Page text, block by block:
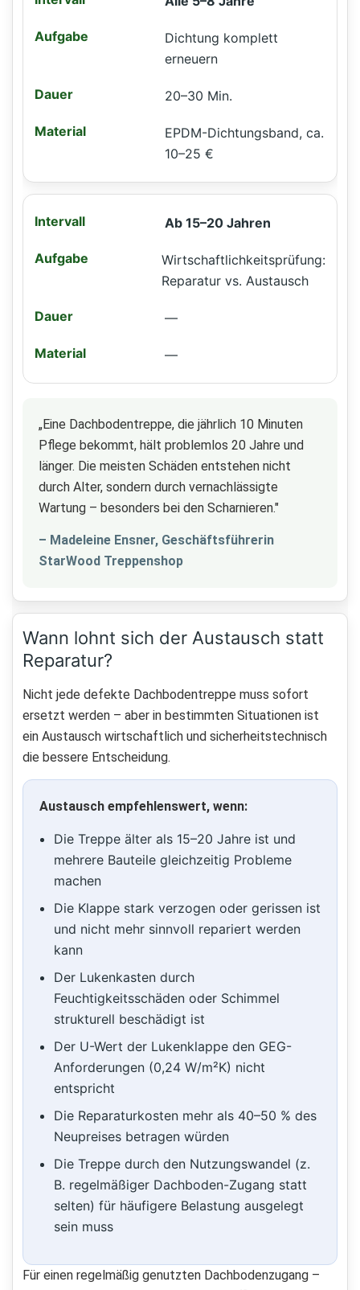
Dichtung komplett
erneuern
20–30 Min.
EPDM-Dichtungsband, ca.
10–25 €
Ab 15–20 Jahren
Wirtschaftlichkeitsprüfung:
Reparatur vs. Austausch
—
—
„Eine Dachbodentreppe, die jährlich 10 Minuten
Pflege bekommt, hält problemlos 20 Jahre und
länger. Die meisten Schäden entstehen nicht
durch Alter, sondern durch vernachlässigte
Wartung – besonders bei den Scharnieren."
– Madeleine Ensner, Geschäftsführerin
StarWood Treppenshop
Wann lohnt sich der Austausch statt
Reparatur?
Nicht jede defekte Dachbodentreppe muss sofort
ersetzt werden – aber in bestimmten Situationen ist
ein Austausch wirtschaftlich und sicherheitstechnisch
die bessere Entscheidung.
Austausch empfehlenswert, wenn:
Die Treppe älter als 15–20 Jahre ist und
mehrere Bauteile gleichzeitig Probleme
machen
Die Klappe stark verzogen oder gerissen ist
und nicht mehr sinnvoll repariert werden
kann
Der Lukenkasten durch
Feuchtigkeitsschäden oder Schimmel
strukturell beschädigt ist
Der U-Wert der Lukenklappe den GEG-
Anforderungen (0,24 W/m²K) nicht
entspricht
Die Reparaturkosten mehr als 40–50 % des
Neupreises betragen würden
Die Treppe durch den Nutzungswandel (z.
B. regelmäßiger Dachboden-Zugang statt
selten) für häufigere Belastung ausgelegt
sein muss
Für einen regelmäßig genutzten Dachbodenzugang –